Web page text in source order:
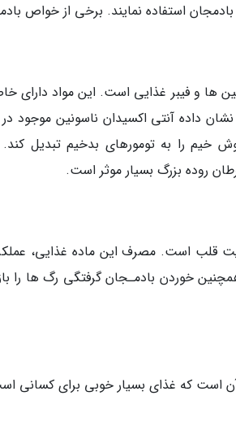
استفاده نمایند. برخی از خواص
ها و فیبر غذایی است. این مواد
داده آنتی اکسیدان ناسونین موجود
را به تومورهای بدخیم تبدیل کند.
روده بزرگ بسیار موثر است.
قلب است. مصرف این ماده غذایی،
خوردن بادمـجان گرفتگی رگ ها را
است که غذای بسیار خوبی برای کسانی